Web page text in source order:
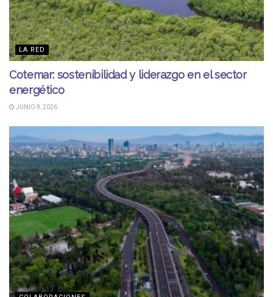
LA RED
Cotemar: sostenibilidad y liderazgo en el sector
energético
JUNIO 9, 2026